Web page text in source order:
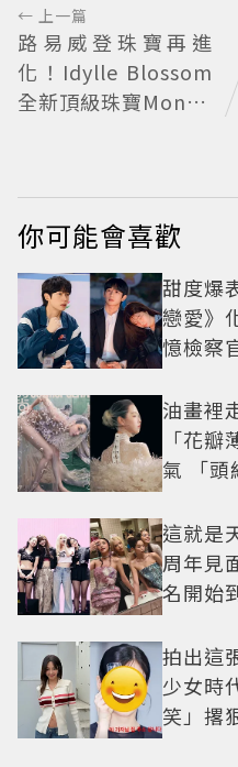
← 上一篇
路易威登珠寶再進
化！Idylle Blossom
全新頂級珠寶Monog
你可能會喜歡
甜度爆
戀愛》
憶檢察
油畫裡
「花
氣 「頭
這就是
周年見
名開始
拍出這
少女時
笑」撂